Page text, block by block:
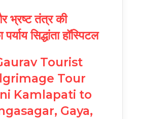
भ्रष्ट तंत्र की
सिद्धांता हॉस्पिटल
Tourist
Tour
Kamlapati to
Gaya,